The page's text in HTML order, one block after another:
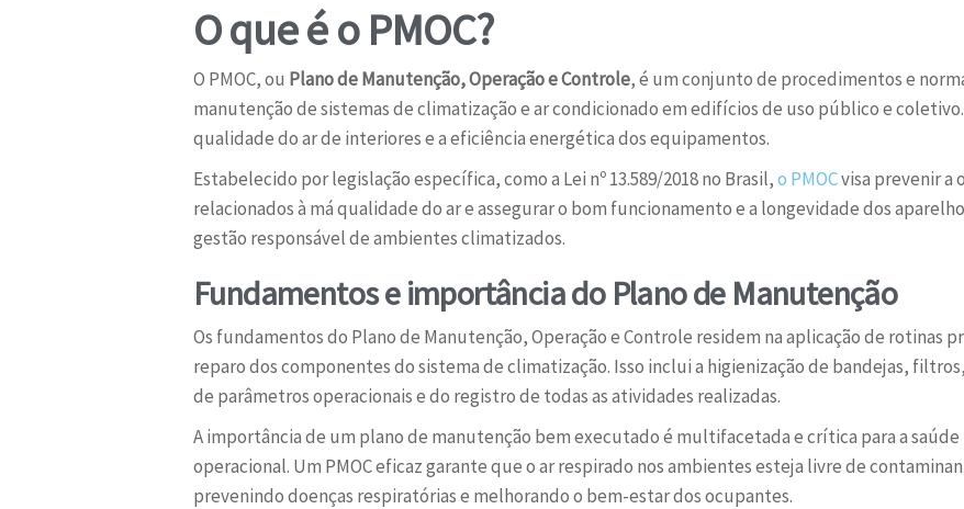
O que é o PMOC?
O PMOC, ou Plano de Manutenção, Operação e Controle, é um conjunto de procedimentos e
manutenção de sistemas de climatização e ar condicionado em edifícios de uso público e
qualidade do ar de interiores e a eficiência energética dos equipamentos.
Estabelecido por legislação específica, como a Lei nº 13.589/2018 no Brasil,o PMOCvisa prevenir a
relacionados à má qualidade do ar e assegurar o bom funcionamento e a longevidade dos
gestão responsável de ambientes climatizados.
Fundamentos e importância do Plano de Manutenção
Os fundamentos do Plano de Manutenção, Operação e Controle residem na aplicação de rotinas
reparo dos componentes do sistema de climatização. Isso inclui a higienização de bandejas,
de parâmetros operacionais e do registro de todas as atividades realizadas.
A importância de um plano de manutenção bem executado é multifacetada e crítica para a
operacional. Um PMOC eficaz garante que o ar respirado nos ambientes esteja livre de
prevenindo doenças respiratórias e melhorando o bem-estar dos ocupantes.